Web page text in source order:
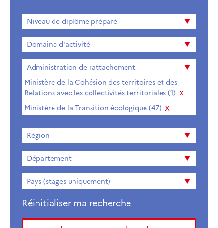
Niveau
de
diplome
préparé
Niveau de diplôme préparé
Domaine d'activité
Administration de rattachement
Ministère de la Cohésion des territoires et des
Relations avec les collectivités territoriales (1) Supprimer
Ministère de la Transition écologique (47) Supprimer
Région
Département
Pays (stages uniquement)